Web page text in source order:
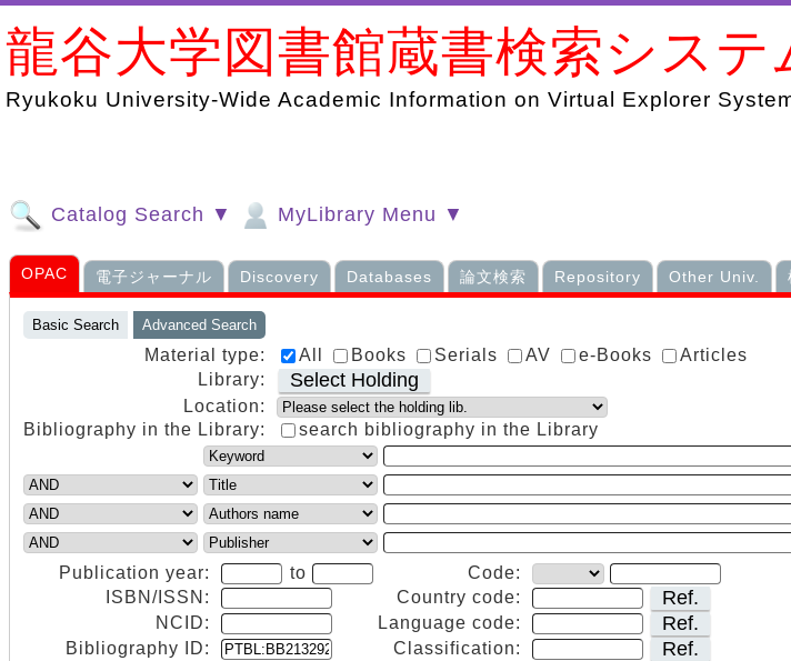
龍谷大学図書館蔵書検索システ
Ryukoku University-Wide Academic Information on Virtual Explorer
Catalog Search ▼ MyLibrary Menu ▼
OPAC 電子ジャーナル Discovery Databases 論文検索 Repository Other Univ.
Basic Search Advanced Search
Material type: All Books Serials AV e-Books
Articles
Library:
Select Holding
Location:
Bibliography in the Library:
search bibliography in the Library
Publication year: to
Code:
ISBN/ISSN:
Country code: Ref.
NCID: Language code: Ref.
Bibliography ID: Classification: Ref.